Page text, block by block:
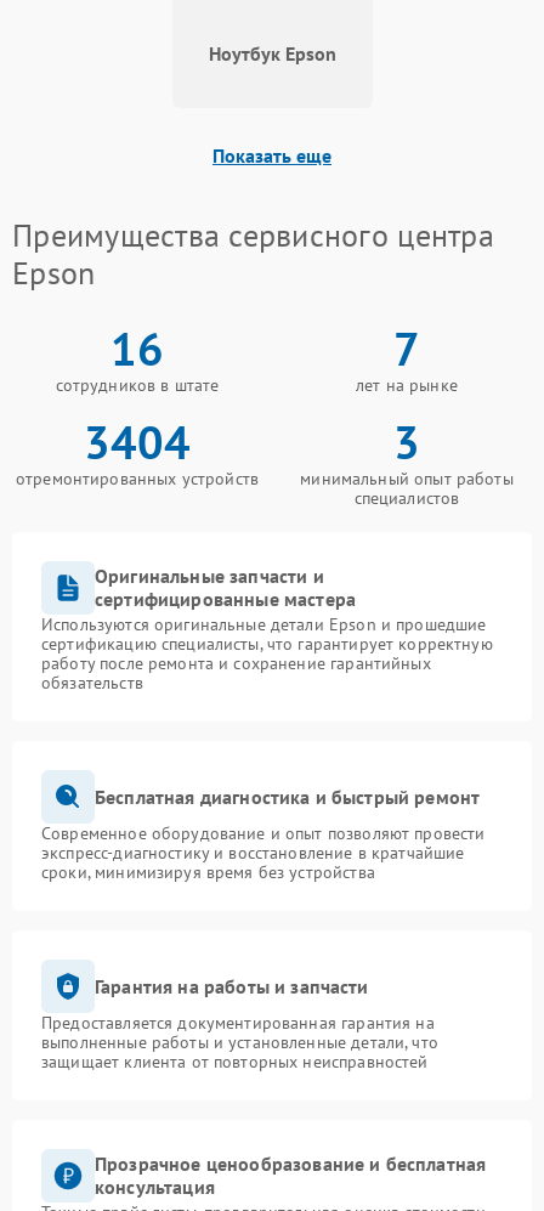
Ноутбук Epson
Показать еще
Преимущества сервисного центра
Epson
16
сотрудников в штате
7
лет на рынке
3404
отремонтированных устройств
3
минимальный опыт работы
специалистов
Оригинальные запчасти и
сертифицированные мастера
Используются оригинальные детали Epson и прошедшие
сертификацию специалисты, что гарантирует корректную
работу после ремонта и сохранение гарантийных
обязательств
Бесплатная диагностика и быстрый ремонт
Современное оборудование и опыт позволяют провести
экспресс-диагностику и восстановление в кратчайшие
сроки, минимизируя время без устройства
Гарантия на работы и запчасти
Предоставляется документированная гарантия на
выполненные работы и установленные детали, что
защищает клиента от повторных неисправностей
Прозрачное ценообразование и бесплатная
консультация